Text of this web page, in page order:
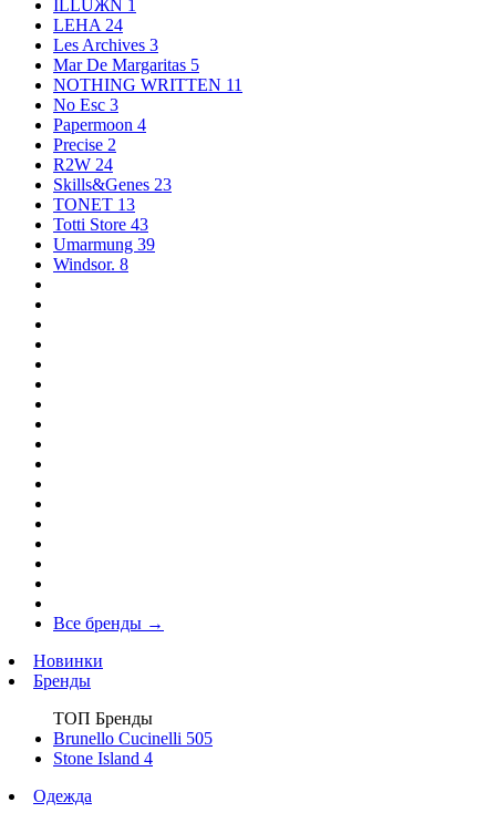
ILLUЖN 1
LEHA 24
Les Archives 3
Mar De Margaritas 5
NOTHING WRITTEN 11
No Esc 3
Papermoon 4
Precise 2
R2W 24
Skills&Genes 23
TONET 13
Totti Store 43
Umarmung 39
Windsor. 8
Все бренды →
Новинки
Бренды
ТОП Бренды
Brunello Cucinelli 505
Stone Island 4
Одежда